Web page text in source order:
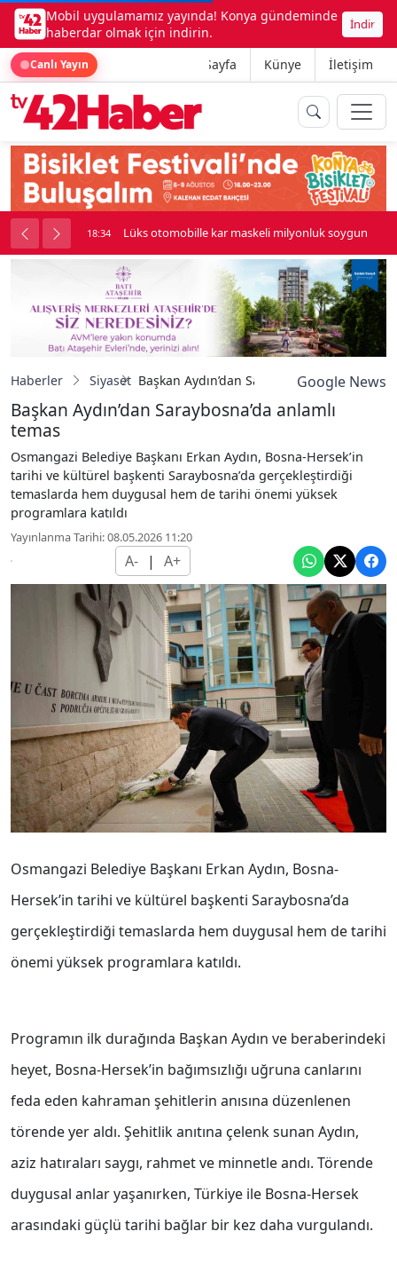
Mobil uygulamamız yayında! Konya gündeminde
haberdar olmak için indirin.
İndir
Canlı Yayın Ana Sayfa Künye İletişim
kavga çıktı 18:34 Lüks otomobille kar maskeli milyonluk soygun
Haberler Siyaset Başkan Aydın’dan Saraybosna’da anlamlı
Google News
Başkan Aydın’dan Saraybosna’da anlamlı
temas
Osmangazi Belediye Başkanı Erkan Aydın, Bosna-Hersek’in
tarihi ve kültürel başkenti Saraybosna’da gerçekleştirdiği
temaslarda hem duygusal hem de tarihi önemi yüksek
programlara katıldı
Yayınlanma Tarihi: 08.05.2026 11:20
A- | A+
Osmangazi Belediye Başkanı Erkan Aydın, Bosna-
Hersek’in tarihi ve kültürel başkenti Saraybosna’da
gerçekleştirdiği temaslarda hem duygusal hem de tarihi
önemi yüksek programlara katıldı.
Programın ilk durağında Başkan Aydın ve beraberindeki
heyet, Bosna-Hersek’in bağımsızlığı uğruna canlarını
feda eden kahraman şehitlerin anısına düzenlenen
törende yer aldı. Şehitlik anıtına çelenk sunan Aydın,
aziz hatıraları saygı, rahmet ve minnetle andı. Törende
duygusal anlar yaşanırken, Türkiye ile Bosna-Hersek
arasındaki güçlü tarihi bağlar bir kez daha vurgulandı.